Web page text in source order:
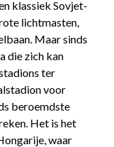
klassiek Sovjet-
lichtmasten,
Maar sinds
die zich kan
ter
voor
beroemdste
Het is het
waar